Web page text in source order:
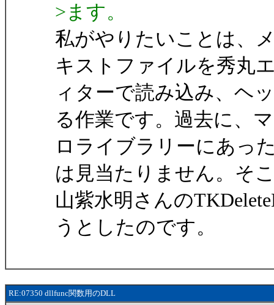
>ます。
私がやりたいことは、
キストファイルを秀丸
ィターで読み込み、ヘ
る作業です。過去に、
ロライブラリーにあっ
は見当たりません。そ
山紫水明さんの
うとしたのです。
RE:07350 dllfunc関数用のDLL